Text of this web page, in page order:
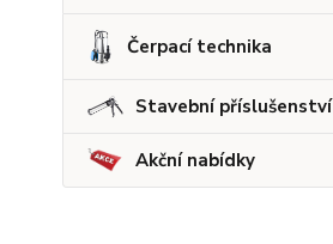
Čerpací technika
Stavební příslušenství
Akční nabídky